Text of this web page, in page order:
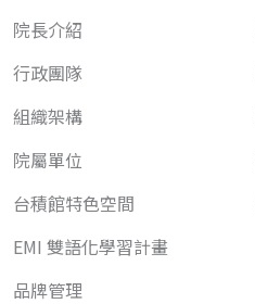
院長介紹
行政團隊
組織架構
院屬單位
台積館特色空間
EMI 雙語化學習計畫
品牌管理